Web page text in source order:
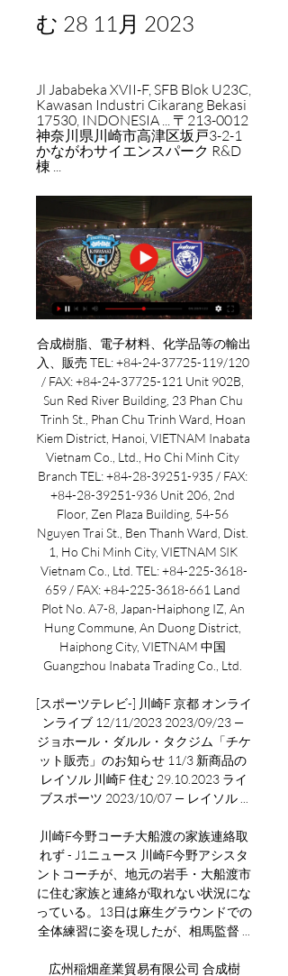
む 28 11月 2023
Jl Jababeka XVII-F, SFB Blok U23C,
Kawasan Industri Cikarang Bekasi
17530, INDONESIA ... 〒213-0012
神奈川県川崎市高津区坂戸3-2-1
かながわサイエンスパーク R&D
棟 ...
合成樹脂、電子材料、化学品等の輸出
入、販売 TEL: +84-24-37725-119/120
/ FAX: +84-24-37725-121 Unit 902B,
Sun Red River Building, 23 Phan Chu
Trinh St., Phan Chu Trinh Ward, Hoan
Kiem District, Hanoi, VIETNAM Inabata
Vietnam Co., Ltd., Ho Chi Minh City
Branch TEL: +84-28-39251-935 / FAX:
+84-28-39251-936 Unit 206, 2nd
Floor, Zen Plaza Building, 54-56
Nguyen Trai St., Ben Thanh Ward, Dist.
1, Ho Chi Minh City, VIETNAM SIK
Vietnam Co., Ltd. TEL: +84-225-3618-
659 / FAX: +84-225-3618-661 Land
Plot No. A7-8, Japan-Haiphong IZ, An
Hung Commune, An Duong District,
Haiphong City, VIETNAM 中国
Guangzhou Inabata Trading Co., Ltd.
[スポーツテレビ-] 川崎F 京都 オンライ
ンライブ 12/11/2023 2023/09/23 —
ジョホール・ダルル・タクジム「チケ
ット販売」のお知らせ 11/3 新商品の
レイソル 川崎F 住む 29.10.2023 ライ
ブスポーツ 2023/10/07 — レイソル ...
川崎F今野コーチ大船渡の家族連絡取
れず - J1ニュース 川崎F今野アシスタ
ントコーチが、地元の岩手・大船渡市
に住む家族と連絡が取れない状況にな
っている。13日は麻生グラウンドでの
全体練習に姿を現したが、相馬監督 ...
広州稲畑産業貿易有限公司 合成樹